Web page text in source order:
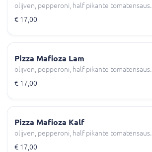
olijven, pepperoni, half pikante tomatensaus.
€ 17,00
Pizza Mafioza Lam
olijven, pepperoni, half pikante tomatensaus.
€ 17,00
Pizza Mafioza Kalf
olijven, pepperoni, half pikante tomatensaus.
€ 17,00